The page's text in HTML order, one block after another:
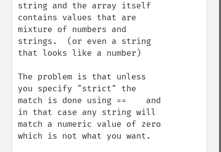
string and the array itself
contains values that are
mixture of numbers and
strings.  (or even a string
that looks like a number)
The problem is that unless
you specify "strict" the
match is done using ==    and
in that case any string will
match a numeric value of zero
which is not what you want.